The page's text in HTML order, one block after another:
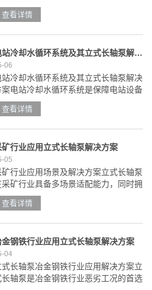
同场景有对应的解决方案及成功案
，具体内容如下：一、核心应用场景?
查看详情
电站冷却水循环系统及其立式长轴泵解决方案
06
站冷却水循环系统及其立式长轴泵解决
案电站冷却水循环系统是保障电站设备
定运行的关键系统，它通过输送冷却水
走设备运行产生的热量，避免设备因过
查看详情
矿行业应用立式长轴泵解决方案
05
矿行业应用场景及解决方案立式长轴泵
采矿行业具备多场景适配能力，同时拥
突出的应用优势，在采矿行业的应用场
丰富，同时已有不少成功落地的典型案
查看详情
金钢铁行业应用立式长轴泵解决方案
04
式长轴泵冶金钢铁行业应用解决方案立
长轴泵是冶金钢铁行业恶劣工况的首选